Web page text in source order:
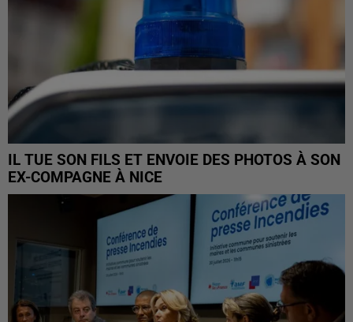
IL TUE SON FILS ET ENVOIE DES PHOTOS À SON
EX-COMPAGNE À NICE